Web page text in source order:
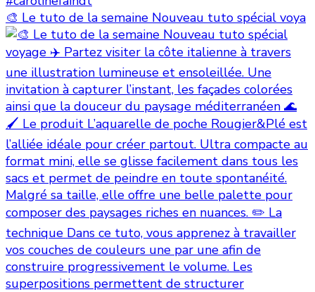
🎨 Le tuto de la semaine Nouveau tuto spécial voya